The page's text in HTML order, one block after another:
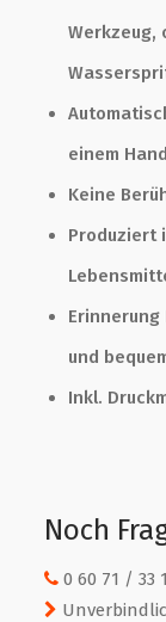
Werkzeug,
einem
Keine
Produziert
Erinnerung
und
Inkl.
Noch
0 60 71 / 33